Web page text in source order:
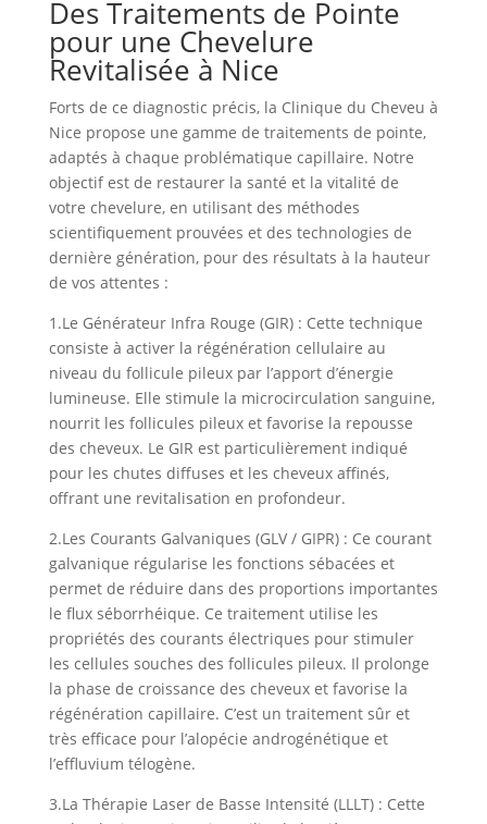
Des Traitements de Pointe
pour une Chevelure
Revitalisée à Nice
Forts de ce diagnostic précis, la Clinique du Cheveu à
Nice propose une gamme de traitements de pointe,
adaptés à chaque problématique capillaire. Notre
objectif est de restaurer la santé et la vitalité de
votre chevelure, en utilisant des méthodes
scientifiquement prouvées et des technologies de
dernière génération, pour des résultats à la hauteur
de vos attentes :
1.Le Générateur Infra Rouge (GIR) : Cette technique
consiste à activer la régénération cellulaire au
niveau du follicule pileux par l’apport d’énergie
lumineuse. Elle stimule la microcirculation sanguine,
nourrit les follicules pileux et favorise la repousse
des cheveux. Le GIR est particulièrement indiqué
pour les chutes diffuses et les cheveux affinés,
offrant une revitalisation en profondeur.
2.Les Courants Galvaniques (GLV / GIPR) : Ce courant
galvanique régularise les fonctions sébacées et
permet de réduire dans des proportions importantes
le flux séborrhéique. Ce traitement utilise les
propriétés des courants électriques pour stimuler
les cellules souches des follicules pileux. Il prolonge
la phase de croissance des cheveux et favorise la
régénération capillaire. C’est un traitement sûr et
très efficace pour l’alopécie androgénétique et
l’effluvium télogène.
3.La Thérapie Laser de Basse Intensité (LLLT) : Cette